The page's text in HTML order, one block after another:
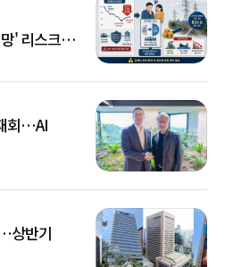
' 리스크
회…AI
상반기